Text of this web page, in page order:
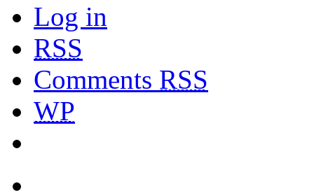
Log in
RSS
Comments RSS
WP